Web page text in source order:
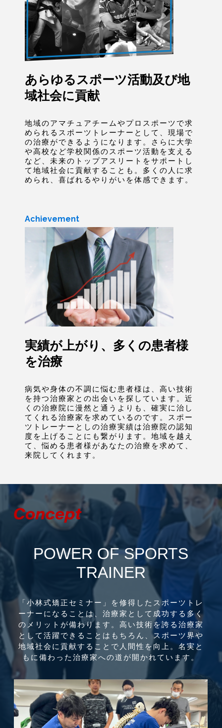
あらゆるスポーツ活動及び地
域社会に貢献
地域のアマチュアチームやプロスポーツで求
められるスポーツトレーナーとして、現場で
の治療ができるようになります。さらに大学
や高校など学校関係のスポーツ活動を支える
など、未来のトップアスリートをサポートし
て地域社会に貢献することも。多くの人に求
められ、喜ばれるやりがいを体感できます。
Achievement
実績が上がり、多くの患者様
を治療
病気や身体の不調に悩む患者様は、高い技術
を持つ治療家との出会いを探しています。近
くの治療院に漫然と通うよりも、確実に治し
てくれる治療家を求めているのです。スポー
ツトレーナーとしの治療実績は治療院の認知
度を上げることにも繋がります。地域を越え
て、悩める患者様があなたの治療を求めて、
来院してくれます。
POWER OF SPORTS
TRAINER
「小林式矯正セミナー」を修得したスポーツトレ
ーナーになることは、治療家として成功する多く
のメリットが備わります。高い技術を誇る治療家
として活躍できることはもちろん、スポーツ界や
地域社会に貢献することで人間性を向上。名実と
もに備わった治療家への道が開かれています。